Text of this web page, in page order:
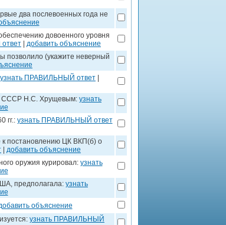
два послевоенных года не
довоенного уровня
добавить объяснение
позволило (укажите неверный
узнать ПРАВИЛЬНЫЙ ответ
СССР Н.С. Хрущевым: узнать
гг.: узнать ПРАВИЛЬНЫЙ ответ
постановлению ЦК ВКП(б) о
добавить объяснение
оружия курировал: узнать
предполагала: узнать
объяснение
узнать ПРАВИЛЬНЫЙ